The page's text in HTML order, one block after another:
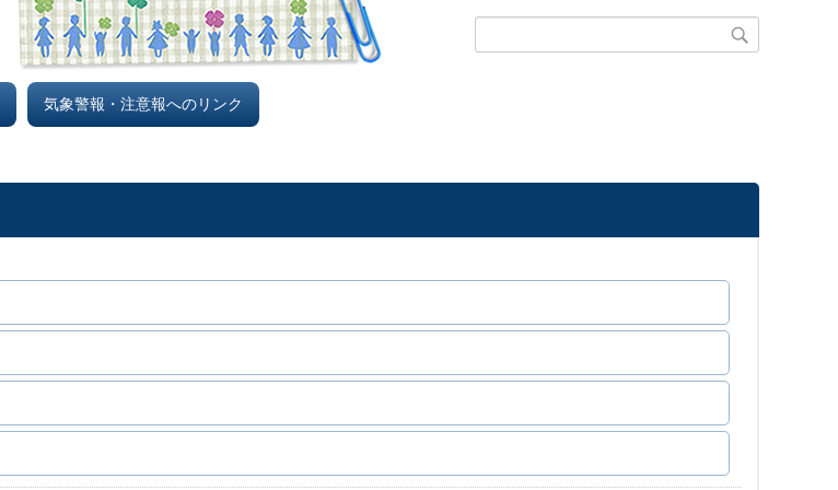
気象警報・注意報へのリンク